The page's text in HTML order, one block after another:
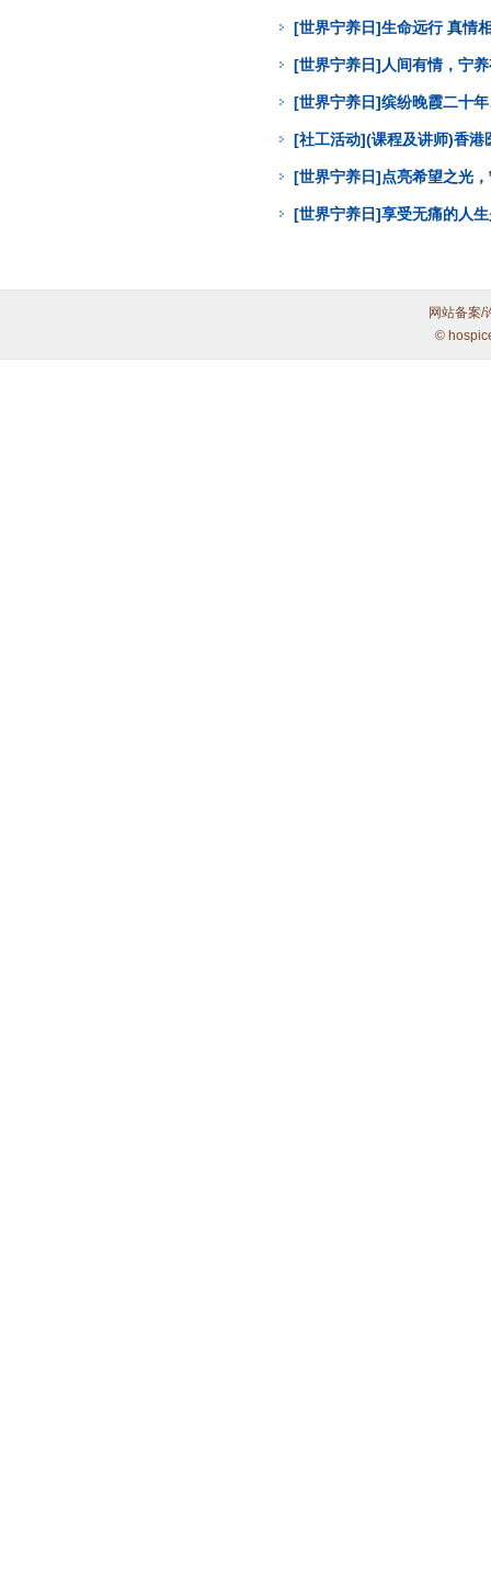
[世界宁养日]生命远行 真情
[世界宁养日]人间有情，宁
[世界宁养日]缤纷晚霞二十
[社工活动](课程及讲师)香
[世界宁养日]点亮希望之光
[世界宁养日]享受无痛的人
网站备案/
©